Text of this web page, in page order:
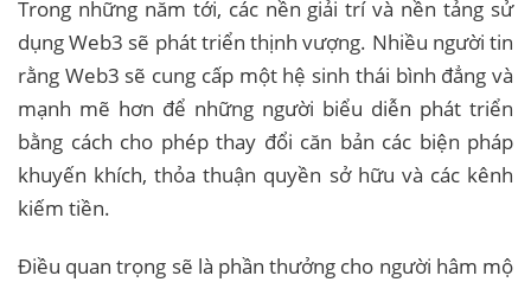
Trong những năm tới, các nền giải trí và nền tảng sử
dụng Web3 sẽ phát triển thịnh vượng. Nhiều người tin
rằng Web3 sẽ cung cấp một hệ sinh thái bình đẳng và
mạnh mẽ hơn để những người biểu diễn phát triển
bằng cách cho phép thay đổi căn bản các biện pháp
khuyến khích, thỏa thuận quyền sở hữu và các kênh
kiếm tiền.
Điều quan trọng sẽ là phần thưởng cho người hâm mộ